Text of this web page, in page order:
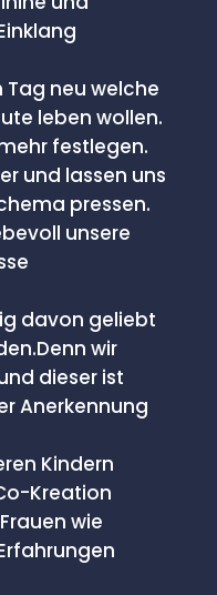
neu welche
leben wollen.
festlegen.
und lassen uns
pressen.
unsere
davon geliebt
wir
dieser ist
Anerkennung
Kindern
Kreation
wie